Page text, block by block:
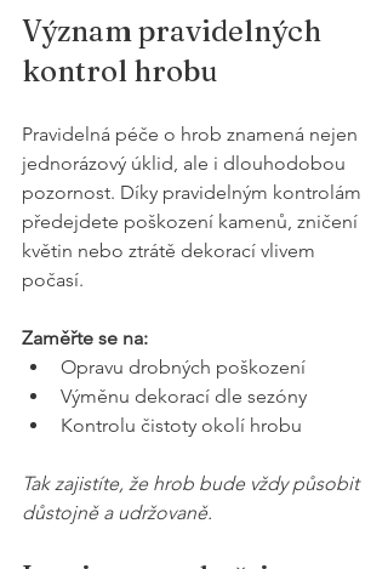
Význam pravidelných
kontrol hrobu
Pravidelná péče o hrob znamená nejen
jednorázový úklid, ale i dlouhodobou
pozornost. Díky pravidelným kontrolám
předejdete poškození kamenů, zničení
květin nebo ztrátě dekorací vlivem
počasí.
Zaměřte se na:
Opravu drobných poškození
Výměnu dekorací dle sezóny
Kontrolu čistoty okolí hrobu
Tak zajistíte, že hrob bude vždy působit
důstojně a udržovaně.